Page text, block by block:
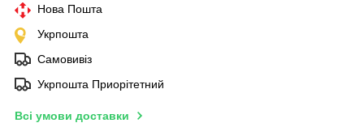
Нова Пошта
Укрпошта
Самовивіз
Укрпошта Приорітетний
Всі умови доставки